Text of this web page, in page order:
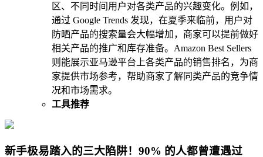
区、不同时间用户对各类产品的兴趣变化。例如，
通过 Google Trends 发现，在夏季来临前，用户对
防晒产品的搜索量会大幅增加，商家可以提前做好
相关产品的推广和库存准备。Amazon Best Sellers
则能展示亚马逊平台上各类产品的销售排名，为商
家提供市场参考，帮助商家了解同类产品的竞争情
况和市场需求。
工具推荐
新手极易踏入的三大陷阱！90% 的人都曾遭遇过